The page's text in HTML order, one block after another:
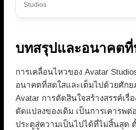
Studios
บทสรุปและอนาคต
การเคลื่อนไหวของ Avatar
อนาคตที่สดใสและเต็มไปด้วยศักย
Avatar การตัดสินใจสร้างสรรค์เรื่
ดัดแปลงของเดิม เป็นการเคารพ
ประตูสู่ความเป็นไปได้ที่ไม่สิ้นสุด